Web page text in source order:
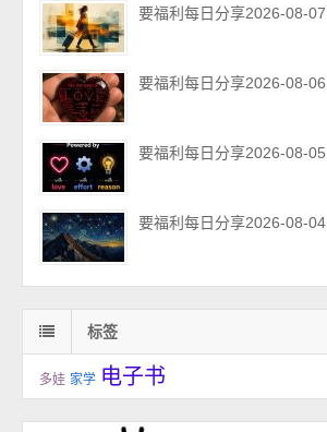
要福利每日分享2026-08-07
要福利每日分享2026-08-06
要福利每日分享2026-08-05
要福利每日分享2026-08-04
标签
多娃 家学 电子书